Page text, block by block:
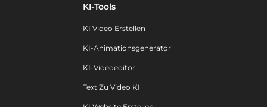
KI-Tools
KI Video Erstellen
KI-Animationsgenerator
KI-Videoeditor
Text Zu Video KI